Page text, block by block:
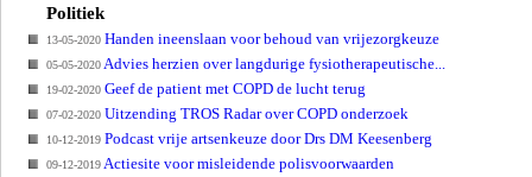
Politiek
13-05-2020 Handen ineenslaan voor behoud van vrijezorgkeuze
05-05-2020 Advies herzien over langdurige fysiotherapeutische...
19-02-2020 Geef de patient met COPD de lucht terug
07-02-2020 Uitzending TROS Radar over COPD onderzoek
10-12-2019 Podcast vrije artsenkeuze door Drs DM Keesenberg
09-12-2019 Actiesite voor misleidende polisvoorwaarden